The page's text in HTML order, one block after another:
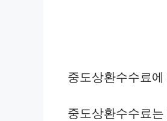
중도상환수수료
중도상환수수료